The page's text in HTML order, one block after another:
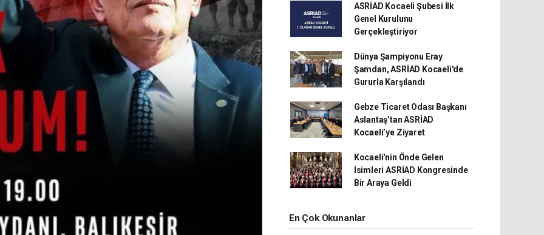
ASRİAD Kocaeli Şubesi İlk
Genel Kurulunu
Gerçekleştiriyor
Dünya Şampiyonu Eray
Şamdan, ASRİAD Kocaeli'de
Gururla Karşılandı
Gebze Ticaret Odası Başkanı
Aslantaş’tan ASRİAD
Kocaeli’ye Ziyaret
Kocaeli'nin Önde Gelen
İsimleri ASRİAD Kongresinde
Bir Araya Geldi
En Çok Okunanlar